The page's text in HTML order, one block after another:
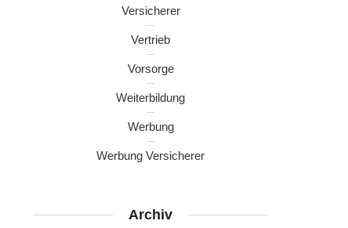
Versicherer
Vertrieb
Vorsorge
Weiterbildung
Werbung
Werbung Versicherer
Archiv